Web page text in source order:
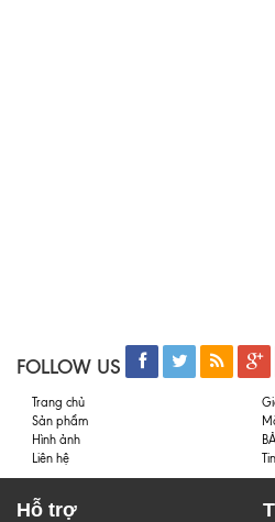
FOLLOW US
Trang chủ
Sản phẩm
Hình ảnh
Liên hệ
Hỗ trợ